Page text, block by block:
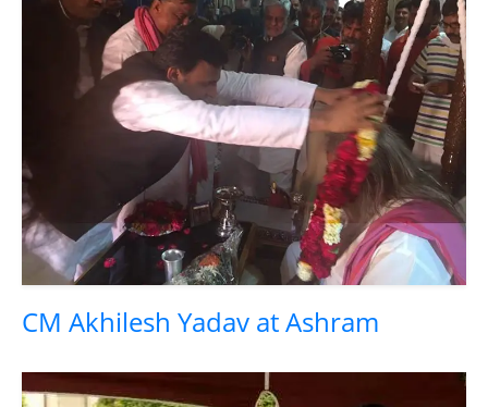
CM Akhilesh Yadav at Ashram